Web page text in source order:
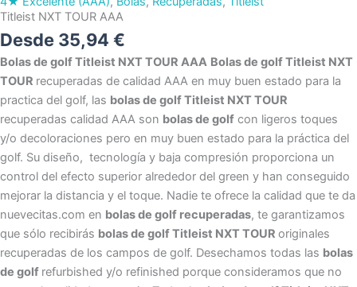
Titleist NXT TOUR AAA
Desde 35,94 €
Bolas de golf Titleist NXT TOUR AAA Bolas de golf Titleist NXT
TOUR recuperadas de calidad AAA en muy buen estado para la
practica del golf, las bolas de golfTitleist NXT TOUR
recuperadas calidad AAA son bolas de golf con ligeros toques
y/o decoloraciones pero en muy buen estado para la práctica del
golf. Su diseño, tecnología y baja compresión proporciona un
control del efecto superior alrededor del green y han conseguido
mejorar la distancia y el toque. Nadie te ofrece la calidad que te da
nuevecitas.com en bolas de golf recuperadas, te garantizamos
que sólo recibirás bolas de golf Titleist NXT TOUR originales
recuperadas de los campos de golf. Desechamos todas las bolas
de golf refurbished y/o refinished porque consideramos que no
AAA
cantidad